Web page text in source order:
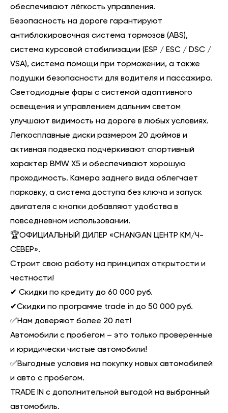
обеспечивают лёгкость управления.
Безопасность на дороге гарантируют
антиблокировочная система тормозов (ABS),
система курсовой стабилизации (ESP / ESC / DSC /
VSA), система помощи при торможении, а также
подушки безопасности для водителя и пассажира.
Светодиодные фары с системой адаптивного
освещения и управлением дальним светом
улучшают видимость на дороге в любых условиях.
Легкосплавные диски размером 20 дюймов и
активная подвеска подчёркивают спортивный
характер BMW X5 и обеспечивают хорошую
проходимость. Камера заднего вида облегчает
парковку, а система доступа без ключа и запуск
двигателя с кнопки добавляют удобства в
повседневном использовании.
🏆ОФИЦИАЛЬНЫЙ ДИЛЕР «CHANGAN ЦЕНТР КМ/Ч-
СЕВЕР».
Строит свою работу на принципах открытости и
честности!
✔ Скидки по кредиту до 60 000 руб.
✔Скидки по программе trade in до 50 000 руб.
✅Нам доверяют более 20 лет!
Автомобили с пробегом – это только проверенные
и юридически чистые автомобили!
✅Выгодные условия на покупку новых автомобилей
и авто с пробегом.
ТRАDЕ IN с дополнительной выгодой на выбранный
автомобиль.